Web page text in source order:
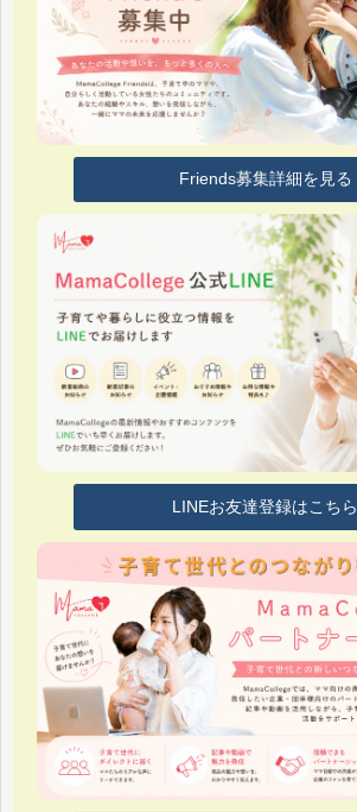
Friends募集詳細を見る
LINEお友達登録はこちら